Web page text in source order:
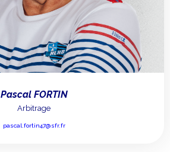
Pascal FORTIN
Arbitrage
pascal.fortin47@sfr.fr